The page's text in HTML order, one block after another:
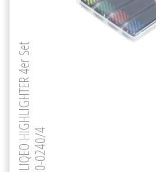
LIQEO HIGHLIGHTER 4er Set0-0240/4